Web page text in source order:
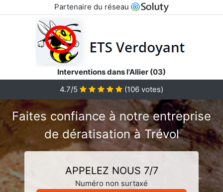
Partenaire du réseau
Interventions dans l'Allier (03)
4.7/5
(106 votes)
Faites confiance à notre entreprise
de dératisation à Trévol
APPELEZ NOUS 7/7
Numéro non surtaxé